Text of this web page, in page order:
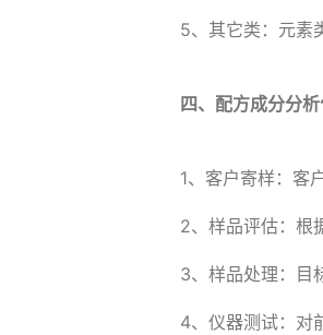
5、其它类：元素
四、配方成分分析
1、客户寄样：客
2、样品评估：根
3、样品处理：目
4、仪器测试：对